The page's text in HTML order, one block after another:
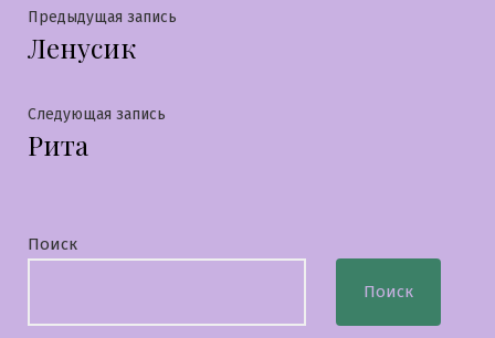
Навигация
по
записям
Предыдущая запись
Ленусик
Следующая запись
Рита
Поиск
Поиск